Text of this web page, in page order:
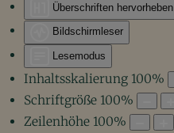
Überschriften hervorheben
Bildschirmleser
Lesemodus
Inhaltsskalierung 100%
Schriftgröße 100%
Zeilenhöhe 100%